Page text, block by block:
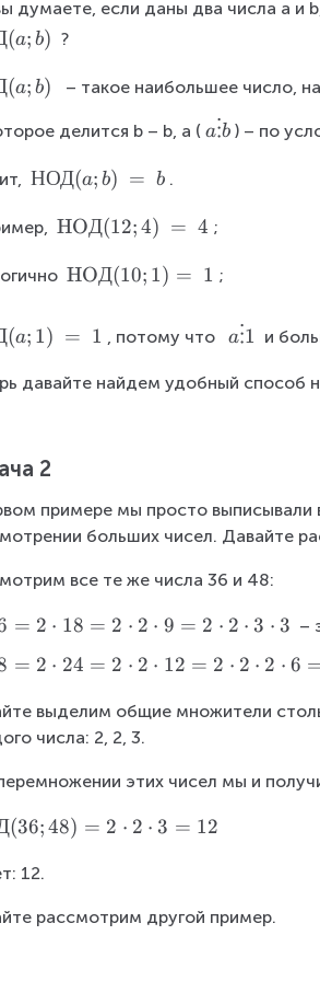
m
{
Д
(
1
)
=
1
думаете, если даны два числа a и
(a; b) ?
(a; b) – такое наибольшее число,
делится b – b, а ( \
o
s
a⋮b ) – по
\
a
h
m
Н
}
(
a;
b
\:
\:
b
НОД(a; b) = b .
\
a
m
}
(
2;
)
\:
\:
4
HOД(12; 4) = 4 ;
\
h
O
(
0;
1
)
=
HOД(10; 1) = 1 ;
(a; 1) = 1 , потому что
\
v
a⋮1 и
давайте найдем удобный способ
2
примере мы просто выписывали
больших чисел. Давайте
все те же числа 36 и 48:
= 2 ⋅ 18 = 2 ⋅ 2 ⋅ 9 = 2 ⋅ 2 ⋅ 3 ⋅ 3 –
= 2 ⋅ 24 = 2 ⋅ 2 ⋅ 12 = 2 ⋅ 2 ⋅ 2 ⋅ 6
выделим общие множители
числа: 2, 2, 3.
этих чисел мы и
(36; 48) = 2 ⋅ 2 ⋅ 3 = 12
12.
рассмотрим другой пример.